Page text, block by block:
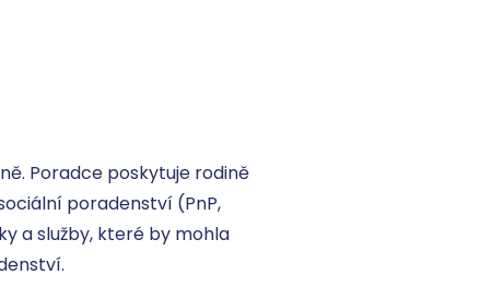
Poradce poskytuje rodině
poradenství (PnP,
a služby, které by mohla